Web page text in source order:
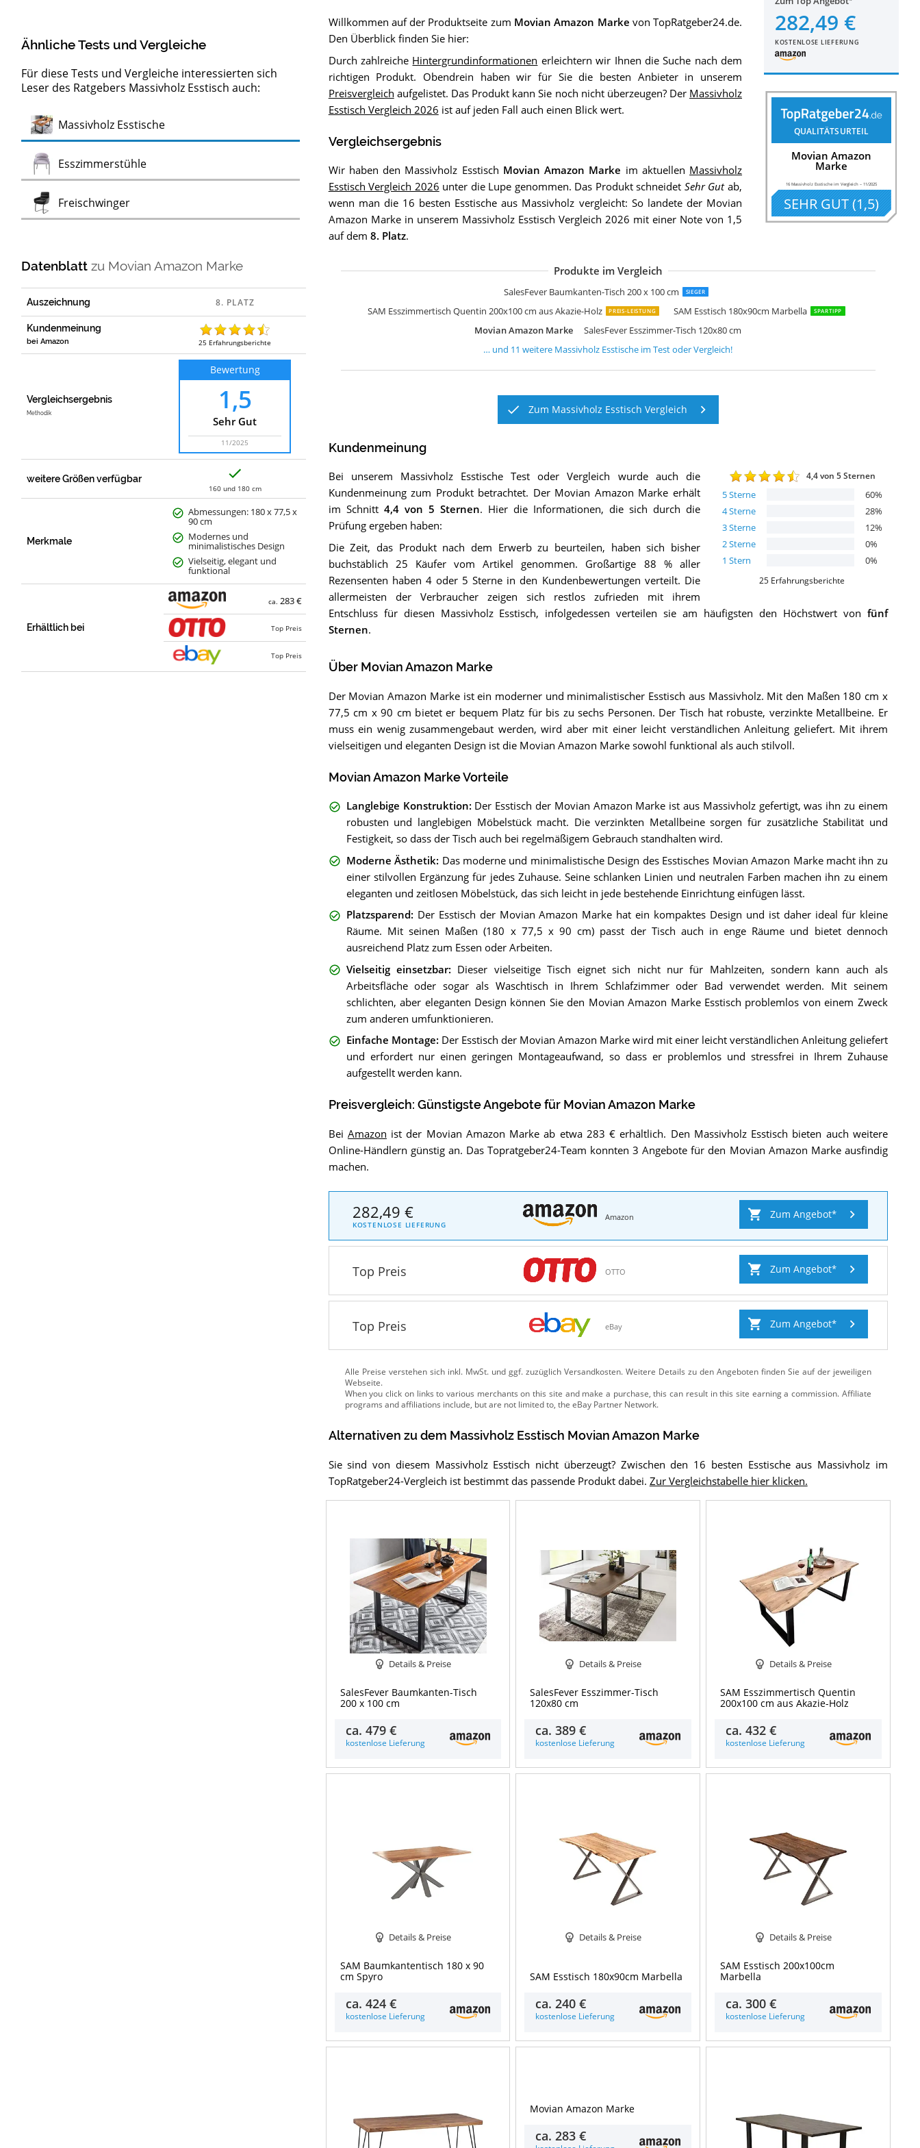
Ähnliche Tests und Vergleiche
Für diese Tests und Vergleiche interessierten sich
Leser des Ratgebers Massivholz Esstisch auch:
Massivholz EsstischeTest
EsszimmerstühleTest
FreischwingerTest
Datenblattzu Movian Amazon Marke
Auszeichnung
Kundenmeinung
bei Amazon 25 Erfahrungsberichte
Vergleichsergebnis
Methodik
Bewertung
1,5
Sehr Gut
11/2025
weitere Größen verfügbar
160 und 180 cm
Merkmale
Abmessungen: 180 x 77,5 x
90 cm
Modernes und
minimalistisches Design
Vielseitig, elegant und
funktional
Erhältlich bei
ca.283 €
Top Preis
Top Preis
282,49 €
KOSTENLOSE LIEFERUNG
QUALITÄTSURTEIL
Movian Amazon
Marke
16 Massivholz Esstische im Vergleich– 11/2025
SEHR GUT(1,5)
Willkommen auf der Produktseite zum Movian Amazon Marke von TopRatgeber24.de.
Den Überblick finden Sie hier:
Durch zahlreiche Hintergrundinformationen erleichtern wir Ihnen die Suche nach dem
richtigen Produkt. Obendrein haben wir für Sie die besten Anbieter in unserem
Preisvergleich aufgelistet. Das Produkt kann Sie noch nicht überzeugen? Der Massivholz
Esstisch Vergleich 2026 ist auf jeden Fall auch einen Blick wert.
Vergleichsergebnis
Wir haben den Massivholz Esstisch Movian Amazon Marke im aktuellen Massivholz
Esstisch Vergleich 2026 unter die Lupe genommen. Das Produkt schneidet Sehr Gutab,
wenn man die 16 besten Esstische aus Massivholz vergleicht: So landete der Movian
Amazon Marke in unserem Massivholz Esstisch Vergleich 2026 mit einer Note von 1,5
auf dem 8. Platz.
Produkte im Vergleich
SalesFever Baumkanten-Tisch 200 x 100 cm SIEGER
SAM Esszimmertisch Quentin 200x100 cm aus Akazie-Holz PREIS-LEISTUNG SAM Esstisch 180x90cm Marbella SPARTIPP
Movian Amazon Marke SalesFever Esszimmer-Tisch 120x80 cm
SAM Baumkantentisch 180 x 90 cm Spyro
SAM Esstisch 200x100cm Marbella
FineBuy Massiver Esstisch Harlem 180 x 80 cm Sheesham Massiv Holz
Terra Home Baumkantentisch Jarven 180x90 cm
MASSIVMOEBEL24.DE 3 200x100x76 cm Baumkantentisch aus Akazienholz
riess-ambiente.de Massivholz Esstisch Mammut Nature 180cm Akazie
DELIFE Massivholztisch Live-Edge Akazie Gestell breit Baumtisch
MASSIVMOEBEL24.DE Baumtisch Akazie 220x100x76 braun lackiert Beine
SIT Tisch mit Baumkante Gestell silbern
SIT Tisch mit Baumkante Gestell schwarz
SAM Esszimmertisch 180x90 cm Quintus
… und 11 weitere Massivholz Esstische im Test oder Vergleich!
Zum Massivholz Esstisch Vergleich
Kundenmeinung
4,4von 5 Sternen
5Sterne 60%
4Sterne 28%
3Sterne 12%
2Sterne 0%
1 Stern 0%
25 Erfahrungsberichte
Bei unserem Massivholz Esstische Test oder Vergleich wurde auch die
Kundenmeinung zum Produkt betrachtet. Der Movian Amazon Marke erhält
im Schnitt 4,4von 5 Sternen. Hier die Informationen, die sich durch die
Prüfung ergeben haben:
Die Zeit, das Produkt nach dem Erwerb zu beurteilen, haben sich bisher
buchstäblich 25 Käufer vom Artikel genommen. Großartige 88 % aller
Rezensenten haben 4 oder 5 Sterne in den Kundenbewertungen verteilt. Die
allermeisten der Verbraucher zeigen sich restlos zufrieden mit ihrem
Entschluss für diesen Massivholz Esstisch, infolgedessen verteilen sie am häufigsten den Höchstwert von fünf
Sternen.
Über Movian Amazon Marke
Der Movian Amazon Marke ist ein moderner und minimalistischer Esstisch aus Massivholz. Mit den Maßen 180 cm x
77,5 cm x 90 cm bietet er bequem Platz für bis zu sechs Personen. Der Tisch hat robuste, verzinkte Metallbeine. Er
muss ein wenig zusammengebaut werden, wird aber mit einer leicht verständlichen Anleitung geliefert. Mit ihrem
vielseitigen und eleganten Design ist die Movian Amazon Marke sowohl funktional als auch stilvoll.
Movian Amazon Marke Vorteile
Langlebige Konstruktion: Der Esstisch der Movian Amazon Marke ist aus Massivholz gefertigt, was ihn zu einem
robusten und langlebigen Möbelstück macht. Die verzinkten Metallbeine sorgen für zusätzliche Stabilität und
Festigkeit, so dass der Tisch auch bei regelmäßigem Gebrauch standhalten wird.
Moderne Ästhetik: Das moderne und minimalistische Design des Esstisches Movian Amazon Marke macht ihn zu
einer stilvollen Ergänzung für jedes Zuhause. Seine schlanken Linien und neutralen Farben machen ihn zu einem
eleganten und zeitlosen Möbelstück, das sich leicht in jede bestehende Einrichtung einfügen lässt.
Platzsparend: Der Esstisch der Movian Amazon Marke hat ein kompaktes Design und ist daher ideal für kleine
Räume. Mit seinen Maßen (180 x 77,5 x 90 cm) passt der Tisch auch in enge Räume und bietet dennoch
ausreichend Platz zum Essen oder Arbeiten.
Vielseitig einsetzbar: Dieser vielseitige Tisch eignet sich nicht nur für Mahlzeiten, sondern kann auch als
Arbeitsfläche oder sogar als Waschtisch in Ihrem Schlafzimmer oder Bad verwendet werden. Mit seinem
schlichten, aber eleganten Design können Sie den Movian Amazon Marke Esstisch problemlos von einem Zweck
zum anderen umfunktionieren.
Einfache Montage: Der Esstisch der Movian Amazon Marke wird mit einer leicht verständlichen Anleitung geliefert
und erfordert nur einen geringen Montageaufwand, so dass er problemlos und stressfrei in Ihrem Zuhause
aufgestellt werden kann.
Preisvergleich: Günstigste Angebote für Movian Amazon Marke
Bei Amazon ist der Movian Amazon Marke ab etwa 283 € erhältlich. Den Massivholz Esstisch bieten auch weitere
Online-Händlern günstig an. Das Topratgeber24-Team konnten 3 Angebote für den Movian Amazon Marke ausfindig
machen.
282,49 €
KOSTENLOSE LIEFERUNG
Amazon Zum Angebot
Top Preis OTTO Zum Angebot
Top Preis eBay Zum Angebot
Alle Preise verstehen sich inkl. MwSt. und ggf. zuzüglich Versandkosten. Weitere Details zu den Angebotenfinden Sie auf der jeweiligen
Webseite.
Alternativen zu dem Massivholz Esstisch Movian Amazon Marke
Sie sind von diesem Massivholz Esstisch nicht überzeugt? Zwischen den 16 besten Esstische aus Massivholz im
TopRatgeber24-Vergleich ist bestimmt das passende Produkt dabei. Zur Vergleichstabelle hier klicken.
Details & Preise
SalesFever Baumkanten-Tisch
200 x 100 cm
ca. 479 €
kostenlose Lieferung
Details & Preise
SalesFever Esszimmer-Tisch
120x80 cm
ca.389 €
kostenlose Lieferung
Details & Preise
SAM Esszimmertisch Quentin
200x100 cm aus Akazie-Holz
ca.432 €
kostenlose Lieferung
Details & Preise
SAM Baumkantentisch 180 x 90
cm Spyro
ca. 424 €
kostenlose Lieferung
Details & Preise
SAM Esstisch 180x90cm Marbella
ca.240 €
kostenlose Lieferung
Details & Preise
SAM Esstisch 200x100cm
Marbella
ca.300 €
kostenlose Lieferung
Movian Amazon Marke
ca.283 €